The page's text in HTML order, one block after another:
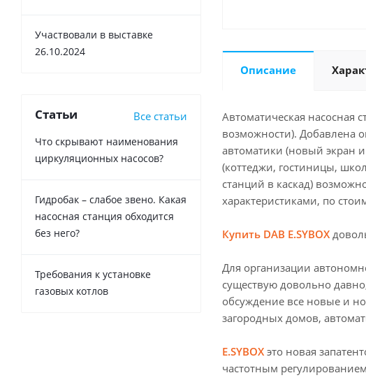
Описание
Автоматическая насосная
возможности). Добавлена
автоматики (новый экран
(коттеджи, гостиницы,
станций в каскад)
характеристиками, по
Купить DAB E.SYBOX
Для организации
существую довольно
обсуждение все новые и
загородных домов,
E.SYBOX это новая
частотным
Участвовали в выставке
26.10.2024
Статьи Все статьи
Что скрывают наименования
циркуляционных насосов?
Гидробак – слабое звено. Какая
насосная станция обходится
без него?
Требования к установке
газовых котлов